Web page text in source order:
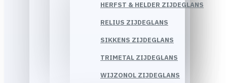
HERFST & HELDER ZIJDEGLANS
RELIUS ZIJDEGLANS
SIKKENS ZIJDEGLANS
TRIMETAL ZIJDEGLANS
WIJZONOL ZIJDEGLANS